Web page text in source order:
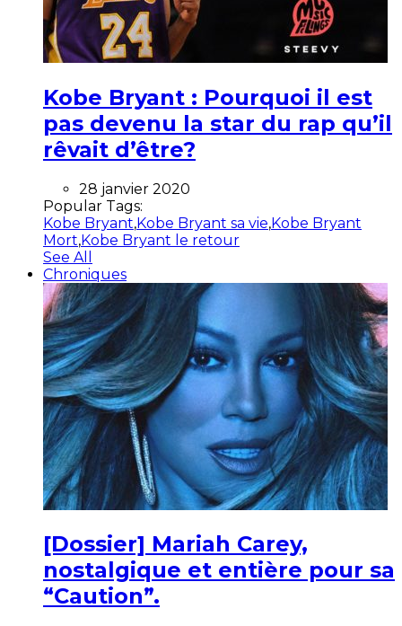
Kobe Bryant : Pourquoi il est
pas devenu la star du rap qu’il
rêvait d’être?
28 janvier 2020
Popular Tags:
Kobe Bryant,Kobe Bryant sa vie,Kobe Bryant
Mort,Kobe Bryant le retour
See All
Chroniques
[Dossier] Mariah Carey,
nostalgique et entière pour sa
“Caution”.